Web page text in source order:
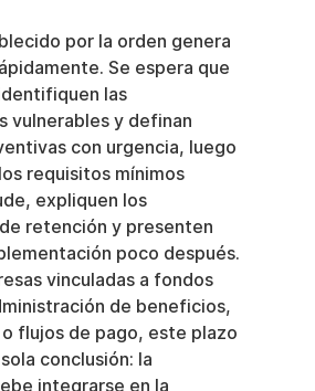
por la orden genera
Se espera que
las
vulnerables y definan
con urgencia, luego
requisitos mínimos
expliquen los
retención y presenten
poco después.
vinculadas a fondos
de beneficios,
flujos de pago, este plazo
conclusión: la
integrarse en la